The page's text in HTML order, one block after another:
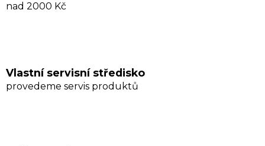
nad 2000 Kč
Vlastní servisní středisko
provedeme servis produktů